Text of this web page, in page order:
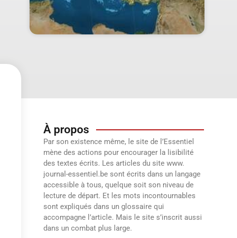
À propos
Par son existence même, le site de l’Essentiel
mène des actions pour encourager la lisibilité
des textes écrits. Les articles du site www.
journal-essentiel.be sont écrits dans un langage
accessible à tous, quelque soit son niveau de
lecture de départ. Et les mots incontournables
sont expliqués dans un glossaire qui
accompagne l’article. Mais le site s’inscrit aussi
dans un combat plus large.